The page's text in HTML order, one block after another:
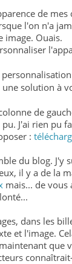
de
l'on n'a
image. Ouais.
solution à
de
J'ai rien pu
:
du blog.
il y a de la
mais... de vous
dans les
et l'image.
que